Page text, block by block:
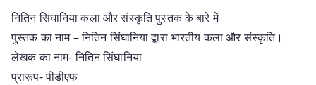
नितिन सिंघानिया कला और संस्कृति पुस्तक के बारे में
पुस्तक का नाम – नितिन सिंघानिया द्वारा भारतीय कला और संस्कृति।
लेखक का नाम- नितिन सिंघानिया
प्रारूप- पीडीएफ